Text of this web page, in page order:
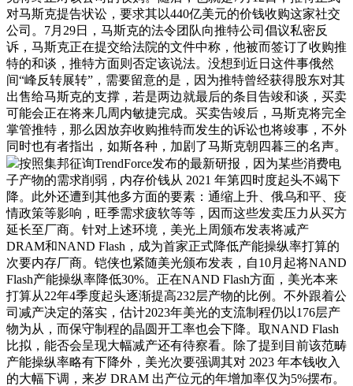
对马斯克提告状讼，要求其以440亿美元的价钱收购这家社交
公司。7月29日，马斯克的法令团队向推特公司倡议私密反
诉，马斯克正在提交给法院的文件中称，他被而签订了收购推
特的和谈，推特方面则否定该说法。没想到近日这件事俄然
间“峰反转展转”，需要留意的是，因为推特曾经获得股东对其
出售给马斯克的支撑，若是两边就最后的条目告竣和谈，买卖
可能会正在将来几周内敏捷完成。买卖告竣后，马斯克将完全
掌管推特，那么因放弃收购推特而发生的诉讼也将竣事，不外
同时也有者指出，如斯各种，加剧了马斯克朝四暮三的名声。
按照集邦征询TrendForce发布的最新研报，因为某些消费电
子产物的需求削弱，内存价钱从 2021 年第四时度起头不竭下
降。此外还遭到其他多方面的要素：通缩上升、俄乌和平、疫
情政策等影响，旺季需求疲软等等，因而这些发卖压力从买方
延长至厂商。针对上述环境，美光上周颁布发表将减产
DRAM和NAND Flash，成为首家正式降低产能操纵率打算的
次要内存厂商。铠侠也紧随美光颁布发表，自10月起将NAND
Flash产能操纵率降低30%。正在NAND Flash方面，美光本来
打算从22年4季度起头逐渐提高232层产物的比例。不外跟着公
司减产决定的落实，估计2023年美光的支流制程仍以176层产
物为从，而保守制程的晶圆开工率也会下降。取NAND Flash
比拟，能否会呈现大幅减产还有待察看。除了提到目前该范畴
产能操纵率略有下降外，美光次要强调其对 2023 年本钱收入
的大幅下调，来岁 DRAM 出产位元的年增加率仅为5%摆布。